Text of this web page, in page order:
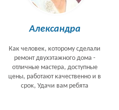
Александра
Как человек, которому сделали
ремонт двухэтажного дома -
отличные мастера, доступные
цены, работают качественно и в
срок, Удачи вам ребята